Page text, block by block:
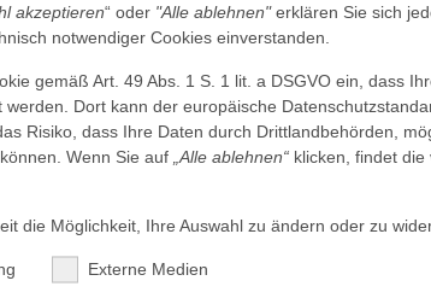
und
Weitere
persönlicher
23. September
07. November
akzeptieren“ oder "Alle ablehnen"erklären Sie sich
notwendiger Cookies einverstanden.
gemäß Art. 49 Abs. 1 S. 1 lit. a DSGVO ein, dass
Dort kann der europäische
Risiko, dass Ihre Daten durch Drittlandbehörden,
Wenn Sie auf „Alle ablehnen“ klicken, findet die
die Möglichkeit, Ihre Auswahl zu ändern oder zu
Externe Medien